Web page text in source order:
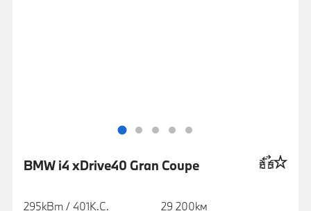
BMW i4 xDrive40 Gran Coupe
295кВт / 401К.С. 29 200км